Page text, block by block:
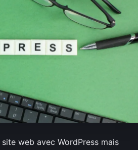
web avec WordPress mais